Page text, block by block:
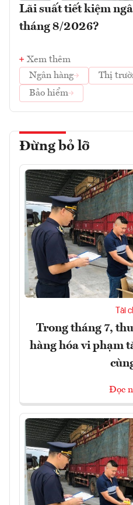
Lãi suất tiết kiệm
tháng 8/2026?
Xem thêm
Ngân hàng
Thị
Bảo hiểm
Đừng bỏ lỡ
Tài
Trong tháng 7,
hàng hóa vi phạm
Đọc